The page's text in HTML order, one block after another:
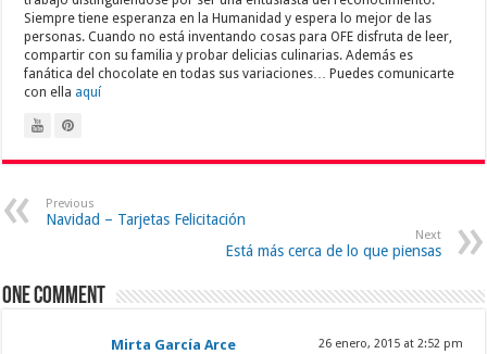
Siempre tiene esperanza en la Humanidad y espera lo mejor de las
personas. Cuando no está inventando cosas para OFE disfruta de leer,
compartir con su familia y probar delicias culinarias. Además es
fanática del chocolate en todas sus variaciones… Puedes comunicarte
con ella aquí
Previous
Navidad – Tarjetas Felicitación
Next
Está más cerca de lo que piensas
One comment
Mirta García Arce 26 enero, 2015 at 2:52 pm